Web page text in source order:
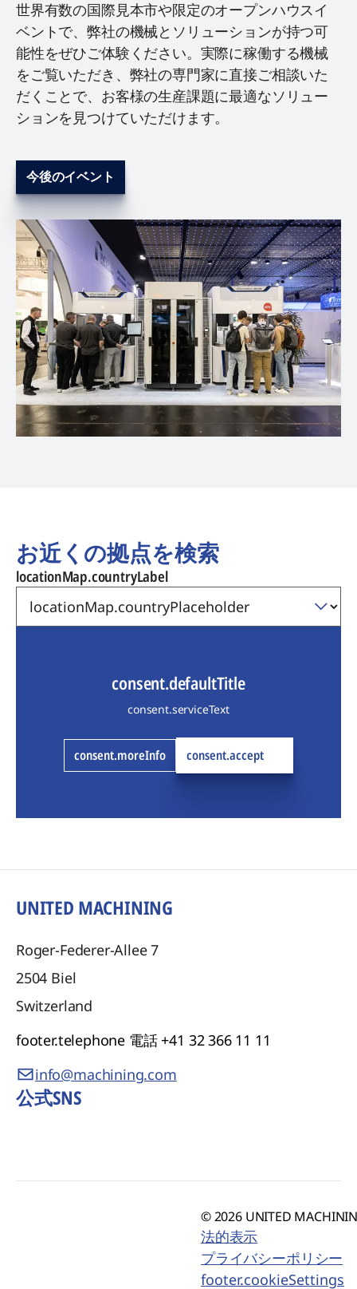
世界有数の国際見本市や限定のオープンハウスイ
ベントで、弊社の機械とソリューションが持つ可
能性をぜひご体験ください。実際に稼働する機械
をご覧いただき、弊社の専門家に直接ご相談いた
だくことで、お客様の生産課題に最適なソリュー
ションを見つけていただけます。
今後のイベント
お近くの拠点を検索
locationMap.countryLabel
consent.defaultTitle
consent.serviceText
consent.moreInfo consent.accept
UNITED MACHINING
Roger-Federer-Allee 7
2504 Biel
Switzerland
footer.telephone 電話 +41 32 366 11 11
info@machining.com
公式SNS
© 2026 UNITED
法的表示
プライバシーポリシー
footer.cookieSettings